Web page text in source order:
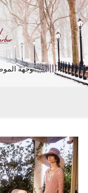
وجهة